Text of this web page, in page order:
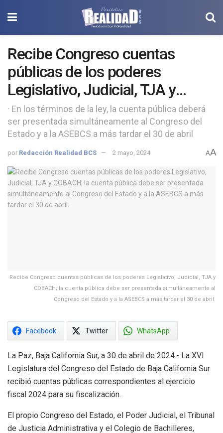
Recibe Congreso cuentas
públicas de los poderes
Legislativo, Judicial, TJA y
COBACH
· En los términos de la ley, la cuenta pública deberá
ser presentada simultáneamente al Congreso del
Estado y a la ASEBCS a más tardar el 30 de abril
por Redacción Realidad BCS 2 mayo, 2024 AA
Recibe Congreso cuentas públicas de los poderes Legislativo, Judicial, TJA y
COBACH; la cuenta pública debe ser presentada simultáneamente al
Congreso del Estado y a la ASEBCS a más tardar el 30 de abril.
Facebook Twitter WhatsApp
La Paz, Baja California Sur, a 30 de abril de 2024.- La XVI
Legislatura del Congreso del Estado de Baja California Sur
recibió cuentas públicas correspondientes al ejercicio
fiscal 2024 para su fiscalización.
El propio Congreso del Estado, el Poder Judicial, el Tribunal
de Justicia Administrativa y el Colegio de Bachilleres,